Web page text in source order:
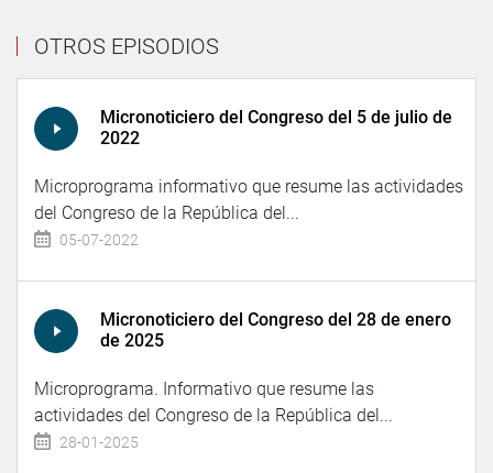
OTROS EPISODIOS
Micronoticiero del Congreso del 5 de julio de
2022
Microprograma informativo que resume las actividades
del Congreso de la República del...
05-07-2022
Micronoticiero del Congreso del 28 de enero
de 2025
Microprograma. Informativo que resume las
actividades del Congreso de la República del...
28-01-2025